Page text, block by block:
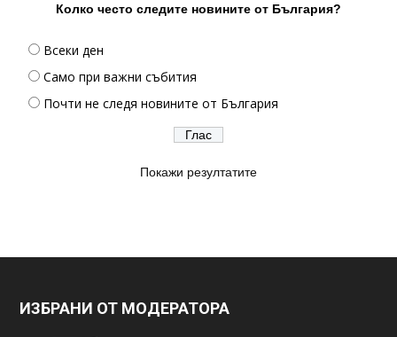
Колко често следите новините от България?
Всеки ден
Само при важни събития
Почти не следя новините от България
Покажи резултатите
ИЗБРАНИ ОТ МОДЕРАТОРА